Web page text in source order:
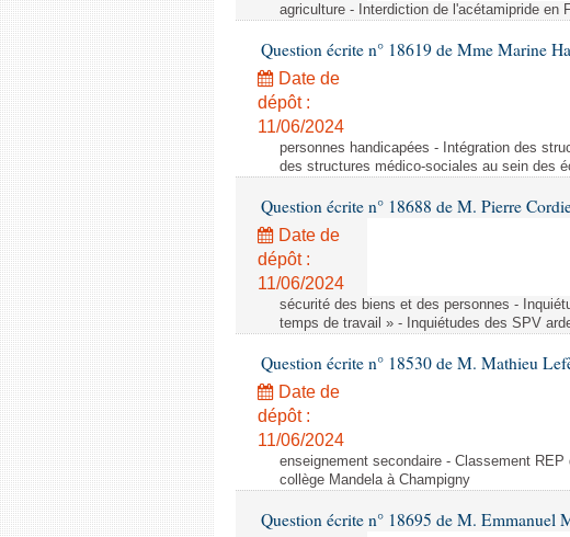
agriculture - Interdiction de l'acétamipride en
Question écrite n° 18619 de Mme Marine
Date de
dépôt :
11/06/2024
personnes handicapées - Intégration des
des structures médico-sociales au sein des
Question écrite n° 18688 de M. Pierre
Date de
dépôt :
11/06/2024
sécurité des biens et des personnes -
temps de travail » - Inquiétudes des SPV
Question écrite n° 18530 de M. Mathieu
Date de
dépôt :
11/06/2024
enseignement secondaire - Classement
collège Mandela à Champigny
Question écrite n° 18695 de M. Emmanuel